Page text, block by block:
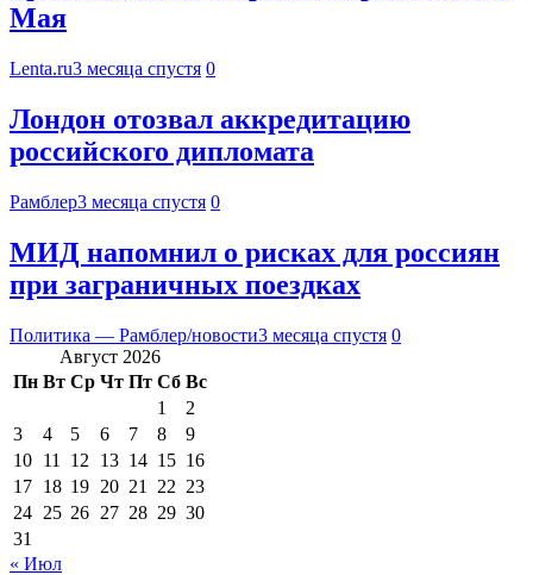
Мая
Lenta.ru3 месяца спустя 0
Лондон отозвал аккредитацию
российского дипломата
Рамблер3 месяца спустя 0
МИД напомнил о рисках для россиян
при заграничных поездках
Политика — Рамблер/новости3 месяца спустя 0
Август 2026
Пн Вт Ср Чт Пт Сб Вс
1
2
3
4 5 6 7 8
9
10 11 12 13 14 15 16
17 18 19 20 21 22 23
24 25 26 27 28 29 30
31
« Июл